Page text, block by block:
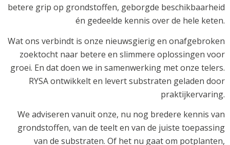
betere grip op grondstoffen, geborgde beschikbaarheid
én gedeelde kennis over de hele keten.
Wat ons verbindt is onze nieuwsgierig en onafgebroken
zoektocht naar betere en slimmere oplossingen voor
groei. En dat doen we in samenwerking met onze telers.
RYSA ontwikkelt en levert substraten geladen door
praktijkervaring.
We adviseren vanuit onze, nu nog bredere kennis van
grondstoffen, van de teelt en van de juiste toepassing
van de substraten. Of het nu gaat om potplanten,